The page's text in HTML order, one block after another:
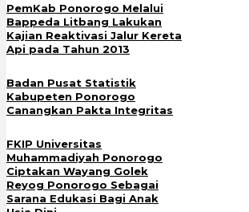
PemKab Ponorogo Melalui
Bappeda Litbang Lakukan
Kajian Reaktivasi Jalur Kereta
Api pada Tahun 2013
Badan Pusat Statistik
Kabupeten Ponorogo
Canangkan Pakta Integritas
FKIP Universitas
Muhammadiyah Ponorogo
Ciptakan Wayang Golek
Reyog Ponorogo Sebagai
Sarana Edukasi Bagi Anak